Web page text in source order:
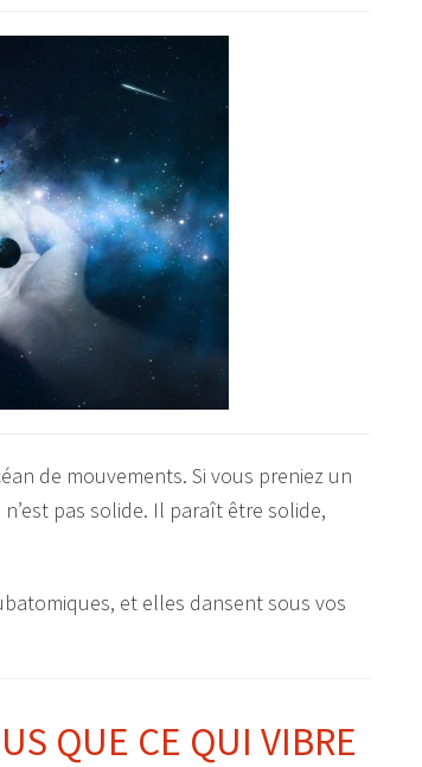
de mouvements. Si vous preniez un
pas solide. Il paraît être solide,
et elles dansent sous vos
QUE CE QUI VIBRE